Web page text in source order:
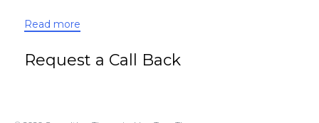
Read more
Request a Call Back